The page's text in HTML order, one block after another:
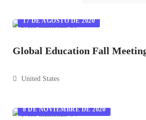
17 DE AGOSTO DE 2020
Global Education Fall
United States
8 DE NOVIEMBRE DE 2020